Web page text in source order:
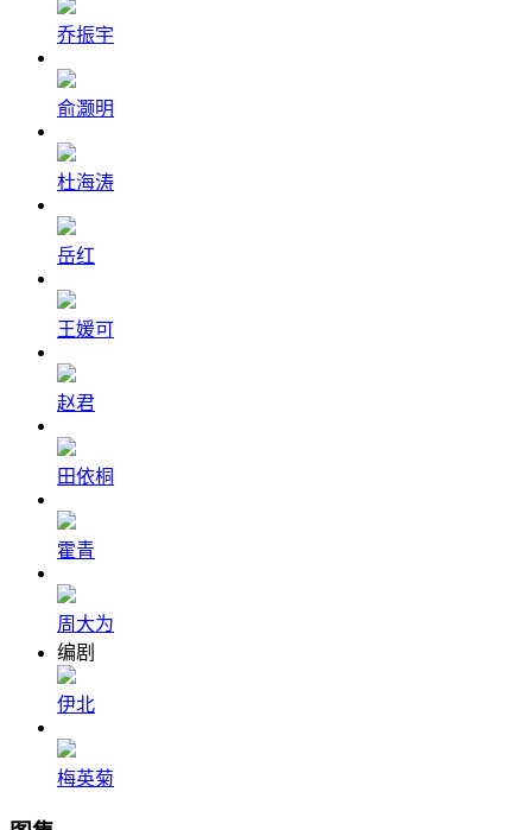
乔振宇
俞灏明
杜海涛
岳红
王媛可
赵君
田依桐
霍青
周大为
编剧
伊北
梅英菊